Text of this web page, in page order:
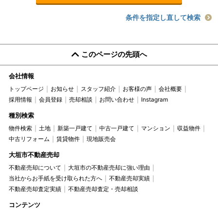
条件を指定し直して検索
このページの先頭へ
会社情報
トップページ お知らせ スタッフ紹介 お客様の声
会社概要
採用情報
会員登録 売却相談 お問い合わせ Instagram
種別検索
物件検索 土地 新築一戸建て 中古一戸建て マンション
収益物件
中古リフォーム
賃貸物件 現地販売会
大垣市不動産売却
不動産売却について
大垣市の不動産売却に強い理由
当社からお手紙を受け取られた方へ
不動産売却実績
不動産売却査定実績
不動産売却査定・売却相談
コンテンツ